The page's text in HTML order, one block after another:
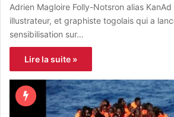
Adrien Magloire Folly-Notsron alias
illustrateur, et graphiste togolais qui a
sensibilisation sur…
Lire la suite »